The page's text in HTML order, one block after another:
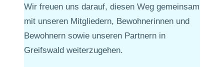
Wir freuen uns darauf, diesen Weg gemeinsam
mit unseren Mitgliedern, Bewohnerinnen und
Bewohnern sowie unseren Partnern in
Greifswald weiterzugehen.